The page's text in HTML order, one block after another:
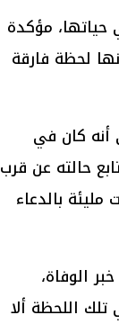
مؤكدة
لحظة فارقة
أنه كان في
حالته عن قرب
بالدعاء
الوفاة،
اللحظة ألا